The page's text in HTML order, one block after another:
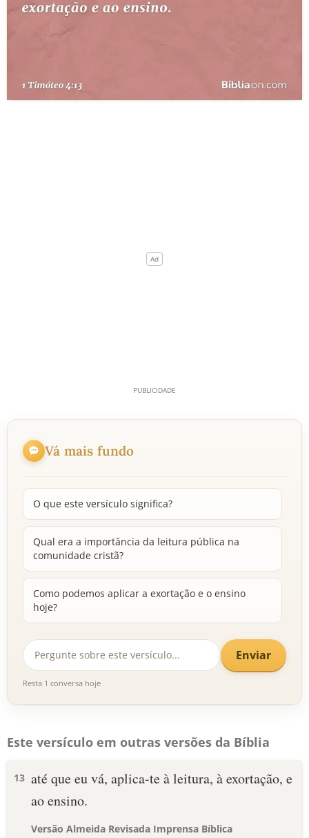
ESBOÇOS DE PREGAÇÃO
PERGUNTE À BÍBLIA
Vá mais fundo
O que este versículo significa?
Qual era a importância da leitura pública na
comunidade cristã?
Como podemos aplicar a exortação e o ensino
hoje?
Enviar
Resta 1 conversa hoje
Este versículo em outras versões da Bíblia
13 até que eu vá, aplica-te à leitura, à exortação, e
ao ensino.
Versão Almeida Revisada Imprensa Bíblica